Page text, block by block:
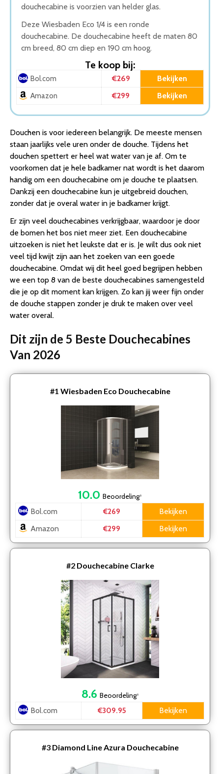
douchecabine is voorzien van helder glas.
Deze Wiesbaden Eco 1/4 is een ronde
douchecabine. De douchecabine heeft de maten 80
cm breed, 80 cm diep en 190 cm hoog.
Te koop bij:
Bol.com €269 Bekijken
Amazon €299 Bekijken
Douchen is voor iedereen belangrijk. De meeste mensen
staan jaarlijks vele uren onder de douche. Tijdens het
douchen spettert er heel wat water van je af. Om te
voorkomen dat je hele badkamer nat wordt is het daarom
handig om een douchecabine om je douche te plaatsen.
Dankzij een douchecabine kun je uitgebreid douchen,
zonder dat je overal water in je badkamer krijgt.
Er zijn veel douchecabines verkrijgbaar, waardoor je door
de bomen het bos niet meer ziet. Een douchecabine
uitzoeken is niet het leukste dat er is. Je wilt dus ook niet
veel tijd kwijt zijn aan het zoeken van een goede
douchecabine. Omdat wij dit heel goed begrijpen hebben
we een top 8 van de beste douchecabines samengesteld
die je op dit moment kan krijgen. Zo kan jij weer fijn onder
de douche stappen zonder je druk te maken over veel
water overal.
Dit zijn de 5 Beste Douchecabines
Van 2026
#1 Wiesbaden Eco Douchecabine
10.0 Beoordeling*
Bol.com €269
Bekijken
Amazon
€299 Bekijken
#2 Douchecabine Clarke
8.6 Beoordeling*
Bol.com €309.95 Bekijken
#3 Diamond Line Azura Douchecabine